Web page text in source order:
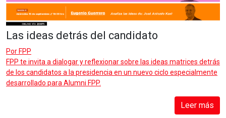
Las ideas detrás del candidato
Por FPP
FPP te invita a dialogar y reflexionar sobre las ideas matrices detrás
de los candidatos a la presidencia en un nuevo ciclo especialmente
desarrollado para Alumni FPP.
Leer más